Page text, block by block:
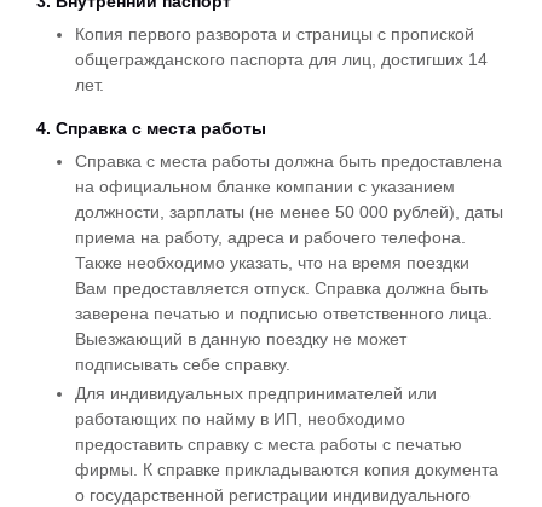
Копия первого разворота и страницы с пропиской
общегражданского паспорта для лиц, достигших 14
лет.
4. Справка с места работы
Справка с места работы должна быть предоставлена
на официальном бланке компании с указанием
должности, зарплаты (не менее 50 000 рублей), даты
приема на работу, адреса и рабочего телефона.
Также необходимо указать, что на время поездки
Вам предоставляется отпуск. Справка должна быть
заверена печатью и подписью ответственного лица.
Выезжающий в данную поездку не может
подписывать себе справку.
Для индивидуальных предпринимателей или
работающих по найму в ИП, необходимо
предоставить справку с места работы с печатью
фирмы. К справке прикладываются копия документа
о государственной регистрации индивидуального